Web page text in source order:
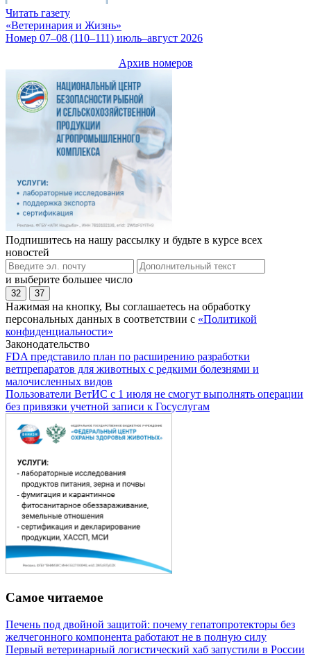
Читать газету
«Ветеринария и Жизнь»
Номер 07–08 (110–111) июль–август 2026
Архив номеров
Подпишитесь на нашу рассылку и будьте в курсе всех
новостей
и выберите большее число
32 37
Нажимая на кнопку, Вы соглашаетесь на обработку
персональных данных в соответствии с «Политикой
конфиденциальности»
Законодательство
FDA представило план по расширению разработки
ветпрепаратов для животных с редкими болезнями и
малочисленных видов
Пользователи ВетИС с 1 июля не смогут выполнять операции
без привязки учетной записи к Госуслугам
Самое читаемое
Печень под двойной защитой: почему гепатопротекторы без
желчегонного компонента работают не в полную силу
Первый ветеринарный логистический хаб запустили в России